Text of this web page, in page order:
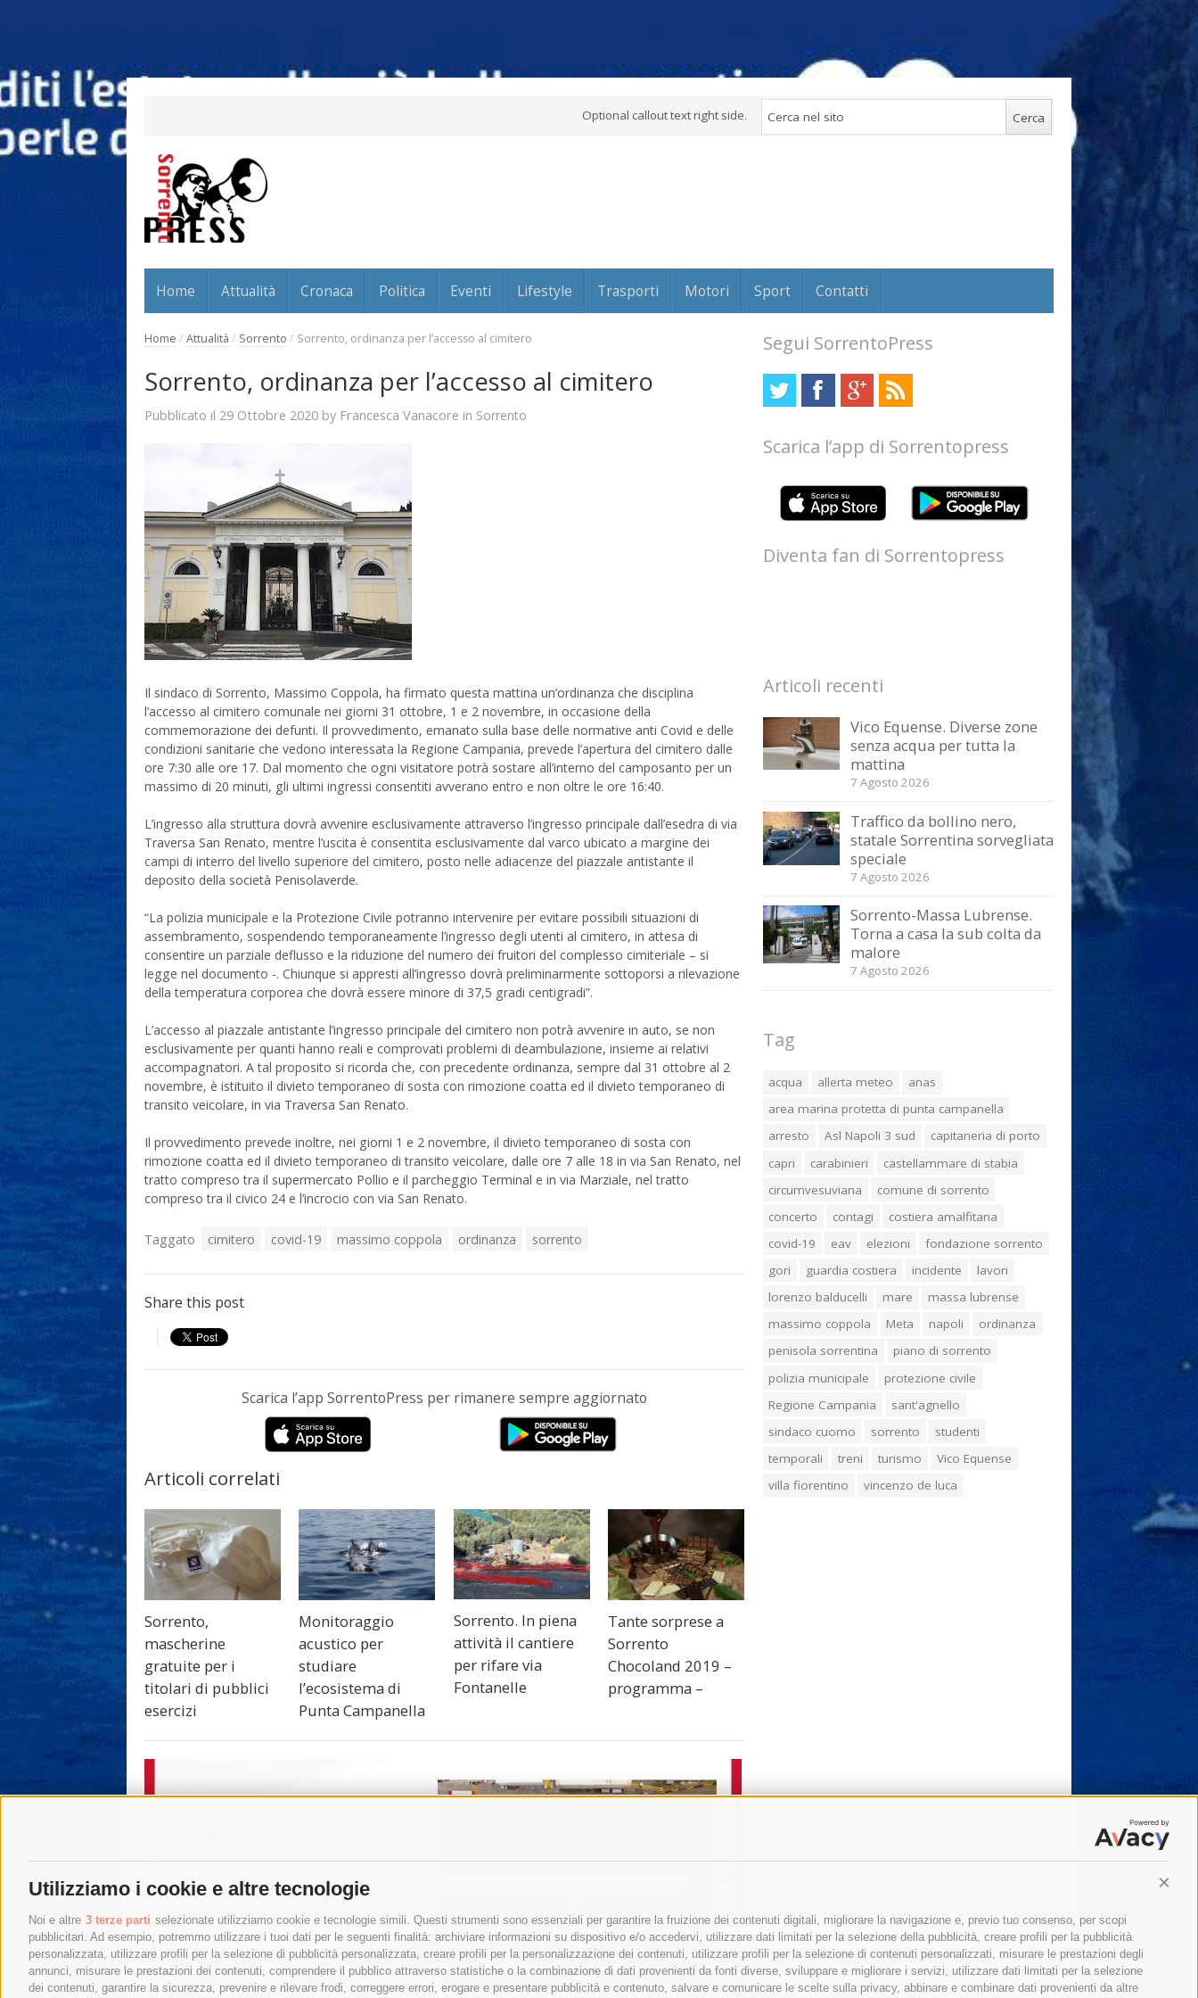
Utilizziamo i cookie e altre tecnologie
Noi e altre 3 terze parti selezionate utilizziamo cookie e tecnologie simili. Questi strumenti sono essenziali per garantire la fruizione dei contenuti digitali, migliorare la navigazione e, previo tuo consenso, per scopi
pubblicitari. Ad esempio, potremmo utilizzare i tuoi dati per le seguenti finalità: archiviare informazioni su dispositivo e/o accedervi, utilizzare dati limitati per la selezione della pubblicità, creare profili per la pubblicità
personalizzata, utilizzare profili per la selezione di pubblicità personalizzata, creare profili per la personalizzazione dei contenuti, utilizzare profili per la selezione di contenuti personalizzati, misurare le prestazioni degli
annunci, misurare le prestazioni dei contenuti, comprendere il pubblico attraverso statistiche o la combinazione di dati provenienti da fonti diverse, sviluppare e migliorare i servizi, utilizzare dati limitati per la selezione
dei contenuti, garantire la sicurezza, prevenire e rilevare frodi, correggere errori, erogare e presentare pubblicità e contenuto, salvare e comunicare le scelte sulla privacy, abbinare e combinare dati provenienti da altre
Optional callout text right side.
Home Attualità Cronaca Politica Eventi Lifestyle Trasporti Motori Sport Contatti
Home / Attualità / Sorrento / Sorrento, ordinanza per l’accesso al cimitero
Sorrento, ordinanza per l’accesso al cimitero
Pubblicato il 29 Ottobre 2020 by Francesca Vanacore in Sorrento
Il sindaco di Sorrento, Massimo Coppola, ha firmato questa mattina un’ordinanza che disciplina
l’accesso al cimitero comunale nei giorni 31 ottobre, 1 e 2 novembre, in occasione della
commemorazione dei defunti. Il provvedimento, emanato sulla base delle normative anti Covid e delle
condizioni sanitarie che vedono interessata la Regione Campania, prevede l’apertura del cimitero dalle
ore 7:30 alle ore 17. Dal momento che ogni visitatore potrà sostare all’interno del camposanto per un
massimo di 20 minuti, gli ultimi ingressi consentiti avverano entro e non oltre le ore 16:40.
L’ingresso alla struttura dovrà avvenire esclusivamente attraverso l’ingresso principale dall’esedra di via
Traversa San Renato, mentre l’uscita è consentita esclusivamente dal varco ubicato a margine dei
campi di interro del livello superiore del cimitero, posto nelle adiacenze del piazzale antistante il
deposito della società Penisolaverde.
“La polizia municipale e la Protezione Civile potranno intervenire per evitare possibili situazioni di
assembramento, sospendendo temporaneamente l’ingresso degli utenti al cimitero, in attesa di
consentire un parziale deflusso e la riduzione del numero dei fruitori del complesso cimiteriale – si
legge nel documento -. Chiunque si appresti all’ingresso dovrà preliminarmente sottoporsi a rilevazione
della temperatura corporea che dovrà essere minore di 37,5 gradi centigradi”.
L’accesso al piazzale antistante l’ingresso principale del cimitero non potrà avvenire in auto, se non
esclusivamente per quanti hanno reali e comprovati problemi di deambulazione, insieme ai relativi
accompagnatori. A tal proposito si ricorda che, con precedente ordinanza, sempre dal 31 ottobre al 2
novembre, è istituito il divieto temporaneo di sosta con rimozione coatta ed il divieto temporaneo di
transito veicolare, in via Traversa San Renato.
Il provvedimento prevede inoltre, nei giorni 1 e 2 novembre, il divieto temporaneo di sosta con
rimozione coatta ed il divieto temporaneo di transito veicolare, dalle ore 7 alle 18 in via San Renato, nel
tratto compreso tra il supermercato Pollio e il parcheggio Terminal e in via Marziale, nel tratto
compreso tra il civico 24 e l’incrocio con via San Renato.
Taggato cimitero covid-19 massimo coppola ordinanza sorrento
Share this post
Scarica l’app SorrentoPress per rimanere sempre aggiornato
Articoli correlati
Sorrento,
mascherine
gratuite per i
titolari di pubblici
esercizi
Monitoraggio
acustico per
studiare
l’ecosistema di
Punta Campanella
Sorrento. In piena
attività il cantiere
per rifare via
Fontanelle
Tante sorprese a
Sorrento
Chocoland 2019 –
programma –
Segui SorrentoPress
Scarica l’app di Sorrentopress
Diventa fan di Sorrentopress
Articoli recenti
Vico Equense. Diverse zone
senza acqua per tutta la
mattina
7 Agosto 2026
Traffico da bollino nero,
statale Sorrentina sorvegliata
speciale
7 Agosto 2026
Sorrento-Massa Lubrense.
Torna a casa la sub colta da
malore
7 Agosto 2026
Tag
acqua allerta meteo
anas
area marina protetta di punta campanella
arresto
Asl Napoli 3 sud
capitaneria di porto
capri
carabinieri
castellammare di stabia
circumvesuviana
comune di sorrento
concerto
contagi
costiera amalfitana
covid-19
eav elezioni
fondazione sorrento
gori
guardia costiera incidente
lavori
lorenzo balducelli
mare
massa lubrense
massimo coppola
Meta napoli
ordinanza
penisola sorrentina
piano di sorrento
polizia municipale
protezione civile
Regione Campania
sant'agnello
sindaco cuomo
sorrento
studenti
temporali
treni turismo
Vico Equense
villa fiorentino
vincenzo de luca